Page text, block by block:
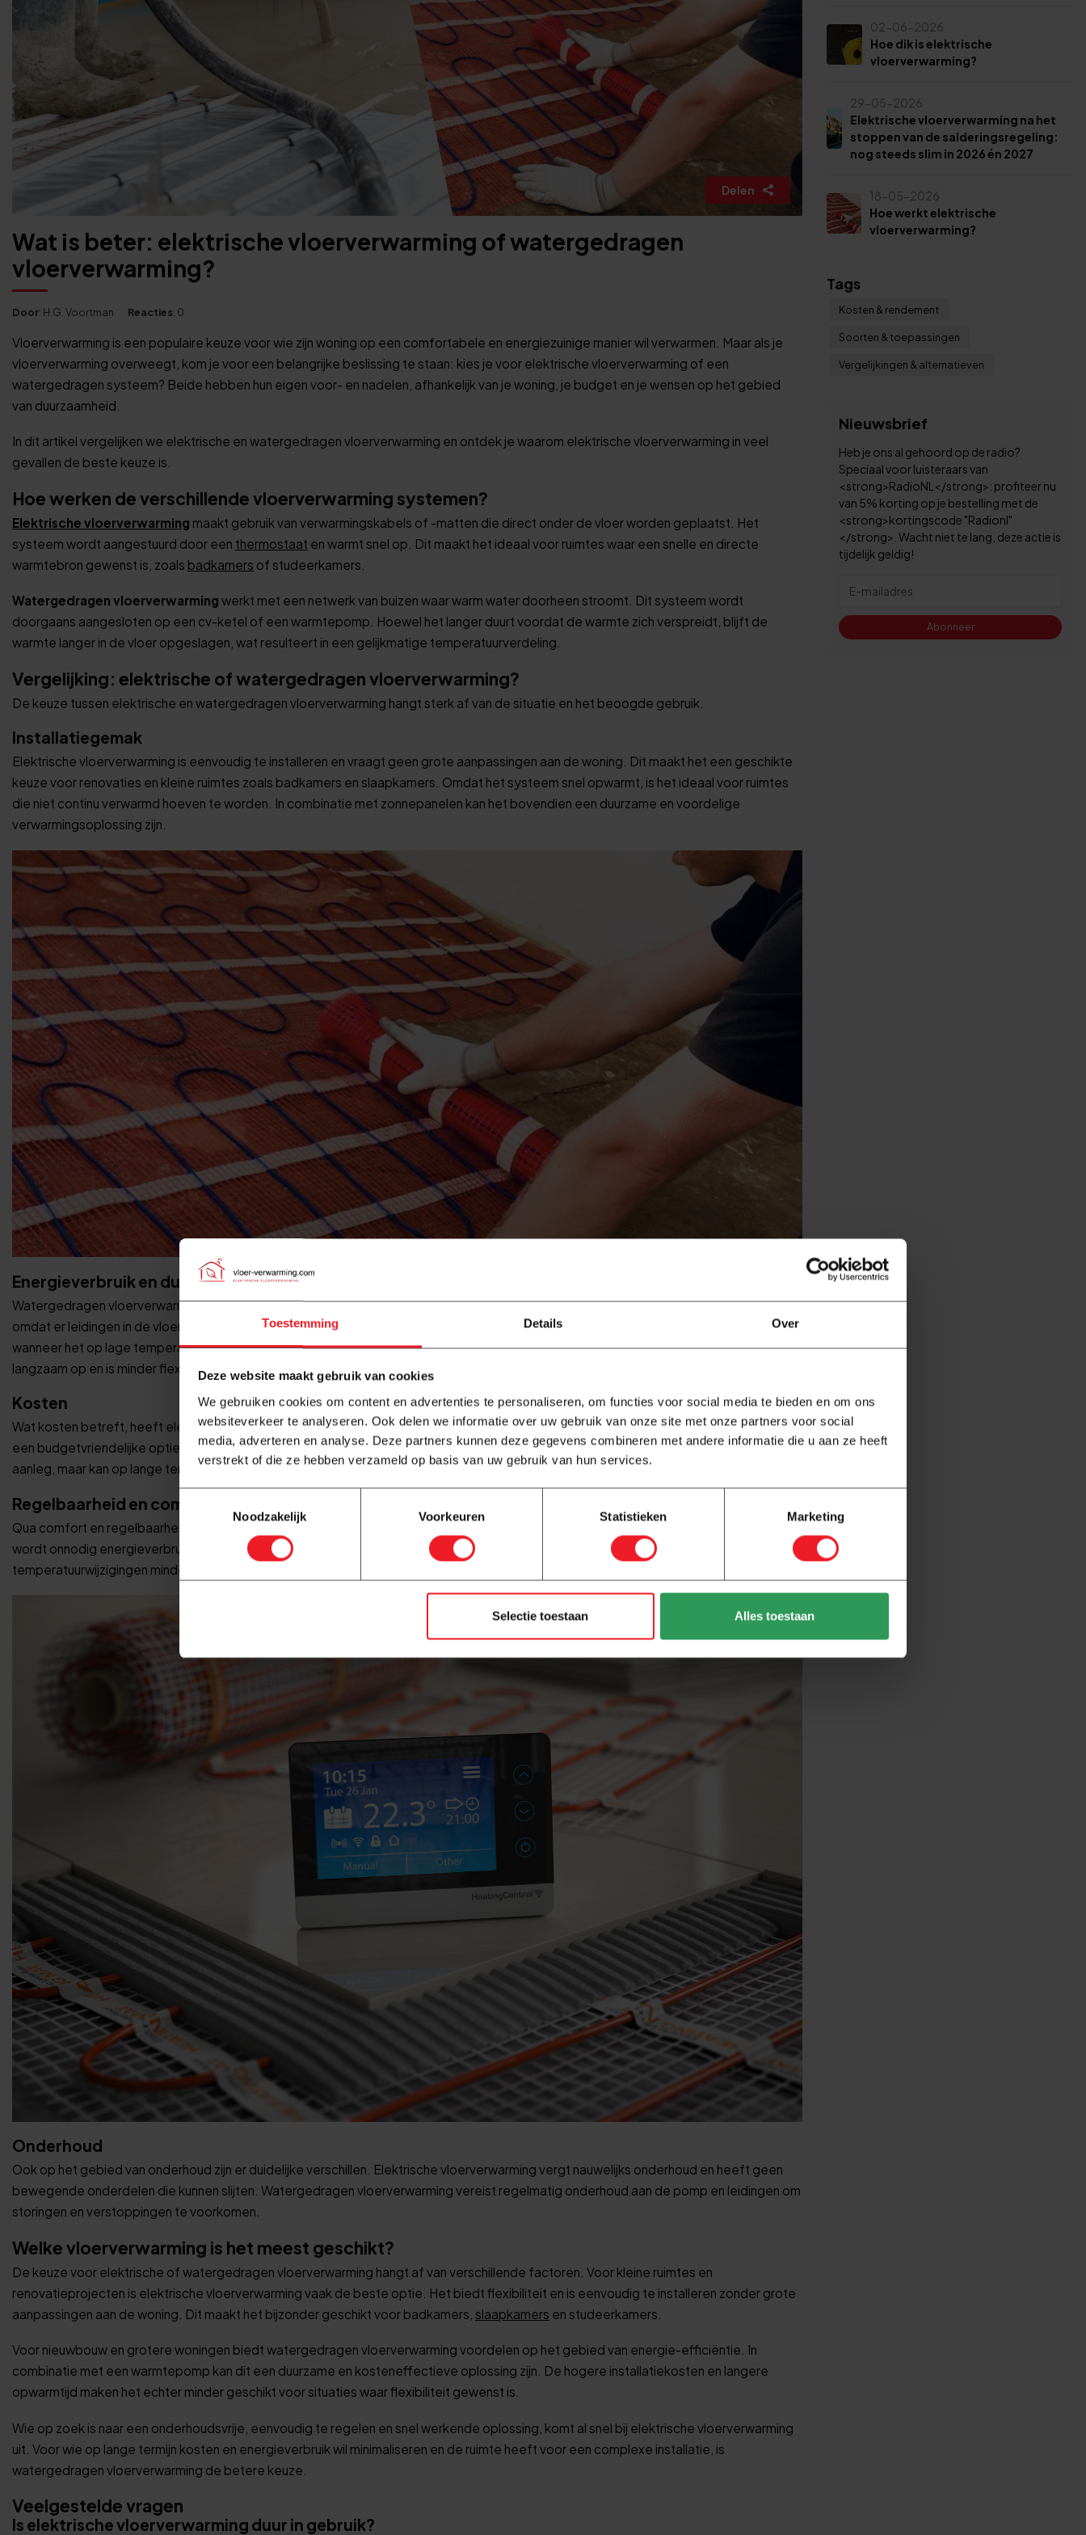
Toestemming Details Over
Deze website maakt gebruik van cookies
We gebruiken cookies om content en advertenties te personaliseren, om functies voor social media te bieden en om ons
websiteverkeer te analyseren. Ook delen we informatie over uw gebruik van onze site met onze partners voor social
media, adverteren en analyse. Deze partners kunnen deze gegevens combineren met andere informatie die u aan ze heeft
verstrekt of die ze hebben verzameld op basis van uw gebruik van hun services.
Noodzakelijk
Voorkeuren Statistieken Marketing
Selectie toestaan Alles toestaan
Delen
Wat is beter: elektrische vloerverwarming of watergedragen
vloerverwarming?
Door: H.G. Voortman Reacties: 0
Vloerverwarming is een populaire keuze voor wie zijn woning op een comfortabele en energiezuinige manier wil verwarmen. Maar als je
vloerverwarming overweegt, kom je voor een belangrijke beslissing te staan: kies je voor elektrische vloerverwarming of een
watergedragen systeem? Beide hebben hun eigen voor- en nadelen, afhankelijk van je woning, je budget en je wensen op het gebied
van duurzaamheid.
In dit artikel vergelijken we elektrische en watergedragen vloerverwarming en ontdek je waarom elektrische vloerverwarming in veel
gevallen de beste keuze is.
Hoe werken de verschillende vloerverwarming systemen?
Elektrische vloerverwarming maakt gebruik van verwarmingskabels of -matten die direct onder de vloer worden geplaatst. Het
systeem wordt aangestuurd door een thermostaat en warmt snel op. Dit maakt het ideaal voor ruimtes waar een snelle en directe
warmtebron gewenst is, zoals badkamers of studeerkamers.
Watergedragen vloerverwarming werkt met een netwerk van buizen waar warm water doorheen stroomt. Dit systeem wordt
doorgaans aangesloten op een cv-ketel of een warmtepomp. Hoewel het langer duurt voordat de warmte zich verspreidt, blijft de
warmte langer in de vloer opgeslagen, wat resulteert in een gelijkmatige temperatuurverdeling.
Vergelijking: elektrische of watergedragen vloerverwarming?
De keuze tussen elektrische en watergedragen vloerverwarming hangt sterk af van de situatie en het beoogde gebruik.
Installatiegemak
Elektrische vloerverwarming is eenvoudig te installeren en vraagt geen grote aanpassingen aan de woning. Dit maakt het een geschikte
keuze voor renovaties en kleine ruimtes zoals badkamers en slaapkamers. Omdat het systeem snel opwarmt, is het ideaal voor ruimtes
die niet continu verwarmd hoeven te worden. In combinatie met zonnepanelen kan het bovendien een duurzame en voordelige
verwarmingsoplossing zijn.
Energieverbruik en duurzaamheid
Watergedragen vloerverwarming wordt vooral toegepast in nieuwbouw of bij grote renovaties. De installatie is complexer en duurder,
omdat er leidingen in de vloer verwerkt moeten worden en een cv-ketel of warmtepomp nodig is. Dit systeem functioneert optimaal
wanneer het op lage temperatuur werkt, wat het een energiezuinige keuze maakt voor goed geïsoleerde woningen. Het warmt echter
langzaam op en is minder flexibel qua temperatuurregeling per ruimte.
Kosten
Wat kosten betreft, heeft elektrische vloerverwarming lagere installatiekosten. Er zijn geen extra leidingen of pompen nodig, wat het
een budgetvriendelijke optie maakt voor kleine toepassingen. Watergedragen vloerverwarming vraagt een grotere investering bij de
aanleg, maar kan op lange termijn voordeliger zijn in energieverbruik, mits er een efficiënte warmtebron wordt gebruikt.
Regelbaarheid en comfort
Qua comfort en regelbaarheid biedt elektrische vloerverwarming meer flexibiliteit. Doordat het per ruimte afzonderlijk te regelen is,
wordt onnodig energieverbruik voorkomen. Watergedragen vloerverwarming heeft een tragere reactietijd, waardoor
temperatuurwijzigingen minder snel voelbaar zijn en het hele systeem vaak voor de gehele woning wordt ingesteld.
Onderhoud
Ook op het gebied van onderhoud zijn er duidelijke verschillen. Elektrische vloerverwarming vergt nauwelijks onderhoud en heeft geen
bewegende onderdelen die kunnen slijten. Watergedragen vloerverwarming vereist regelmatig onderhoud aan de pomp en leidingen om
storingen en verstoppingen te voorkomen.
Welke vloerverwarming is het meest geschikt?
De keuze voor elektrische of watergedragen vloerverwarming hangt af van verschillende factoren. Voor kleine ruimtes en
renovatieprojecten is elektrische vloerverwarming vaak de beste optie. Het biedt flexibiliteit en is eenvoudig te installeren zonder grote
aanpassingen aan de woning. Dit maakt het bijzonder geschikt voor badkamers, slaapkamers en studeerkamers.
Voor nieuwbouw en grotere woningen biedt watergedragen vloerverwarming voordelen op het gebied van energie-efficiëntie. In
combinatie met een warmtepomp kan dit een duurzame en kosteneffectieve oplossing zijn. De hogere installatiekosten en langere
opwarmtijd maken het echter minder geschikt voor situaties waar flexibiliteit gewenst is.
Wie op zoek is naar een onderhoudsvrije, eenvoudig te regelen en snel werkende oplossing, komt al snel bij elektrische vloerverwarming
uit. Voor wie op lange termijn kosten en energieverbruik wil minimaliseren en de ruimte heeft voor een complexe installatie, is
watergedragen vloerverwarming de betere keuze.
Veelgestelde vragen
Is elektrische vloerverwarming duur in gebruik?
02-06-2026
Hoe dik is elektrische
vloerverwarming?
29-05-2026
Elektrische vloerverwarming na het
stoppen van de salderingsregeling:
nog steeds slim in 2026 én 2027
18-05-2026
Hoe werkt elektrische
vloerverwarming?
Tags
Kosten & rendement
Soorten & toepassingen
Vergelijkingen & alternatieven
Nieuwsbrief
Heb je ons al gehoord op de radio?
Speciaal voor luisteraars van
<strong>RadioNL</strong>: profiteer nu
van 5% korting op je bestelling met de
<strong>kortingscode "Radionl"
</strong>. Wacht niet te lang, deze actie is
tijdelijk geldig!
Abonneer